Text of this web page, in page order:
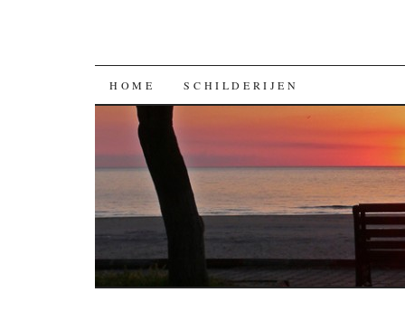
GA
NAAR
DE
INHOUD
HOME SCHILDERIJEN